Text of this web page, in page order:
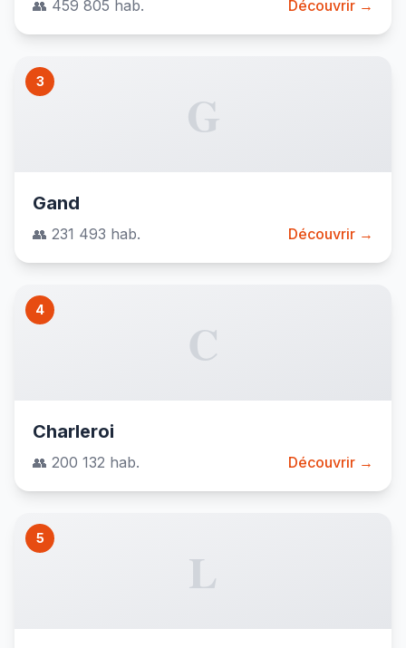
👥 459 805 hab. Découvrir →
3
G
Gand
👥 231 493 hab. Découvrir →
4
C
Charleroi
👥 200 132 hab. Découvrir →
5
L